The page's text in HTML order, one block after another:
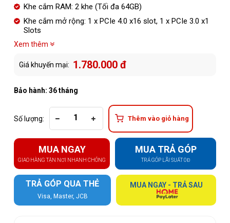
Khe cắm RAM: 2 khe (Tối đa 64GB)
Khe cắm mở rộng: 1 x PCIe 4.0 x16 slot, 1 x PCIe 3.0 x1
Slots
Xem thêm
Giá khuyến mại: 1.780.000 đ
Bảo hành: 36 tháng
Số lượng: Thêm vào giỏ hàng
MUA NGAY
GIAO HÀNG TẬN NƠI NHANH CHÓNG
MUA TRẢ GÓP
TRẢ GÓP LÃI SUẤT 0Đ
TRẢ GÓP QUA THẺ
Visa, Master, JCB
MUA NGAY - TRẢ SAU